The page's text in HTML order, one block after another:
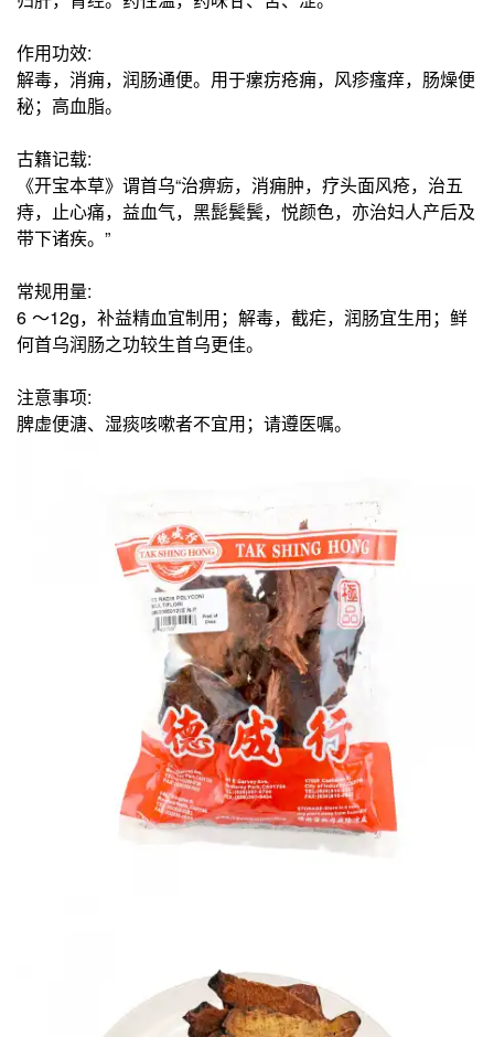
作用功效:
解毒，消痈，润肠通便。用于瘰疠疮痈，风疹瘙痒，肠燥便
秘；高血脂。
古籍记载:
《开宝本草》谓首乌“治痹疬，消痈肿，疗头面风疮，治五
痔，止心痛，益血气，黑髭鬓鬓，悦颜色，亦治妇人产后及
带下诸疾。”
常规用量:
6 ～12g，补益精血宜制用；解毒，截疟，润肠宜生用；鲜
何首乌润肠之功较生首乌更佳。
注意事项:
脾虚便溏、湿痰咳嗽者不宜用；请遵医嘱。